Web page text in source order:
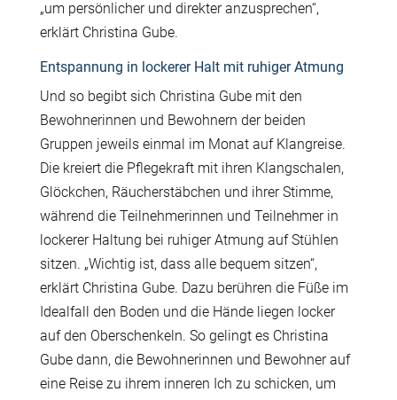
„um persönlicher und direkter anzusprechen“,
erklärt Christina Gube.
Entspannung in lockerer Halt mit ruhiger Atmung
Und so begibt sich Christina Gube mit den
Bewohnerinnen und Bewohnern der beiden
Gruppen jeweils einmal im Monat auf Klangreise.
Die kreiert die Pflegekraft mit ihren Klangschalen,
Glöckchen, Räucherstäbchen und ihrer Stimme,
während die Teilnehmerinnen und Teilnehmer in
lockerer Haltung bei ruhiger Atmung auf Stühlen
sitzen. „Wichtig ist, dass alle bequem sitzen“,
erklärt Christina Gube. Dazu berühren die Füße im
Idealfall den Boden und die Hände liegen locker
auf den Oberschenkeln. So gelingt es Christina
Gube dann, die Bewohnerinnen und Bewohner auf
eine Reise zu ihrem inneren Ich zu schicken, um